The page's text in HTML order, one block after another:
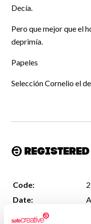
Decía.
Pero que mejor que el
deprimía.
Papeles
Selección Cornelio el
Code:
Date:
Author: